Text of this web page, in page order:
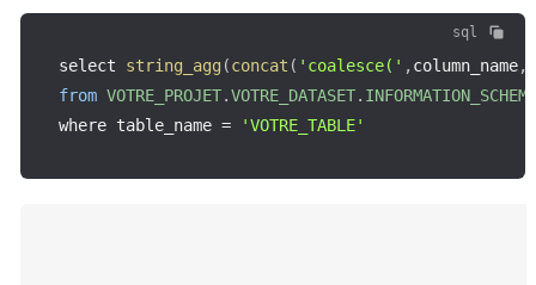
sql
select string_agg (concat ( 'coalesce(' ,column_name,
from VOTRE_PROJET.VOTRE_DATASET. INFORMATION_SCHEMA
where table_name = 'VOTRE_TABLE'